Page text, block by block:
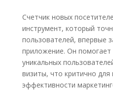
Счетчик новых
инструмент, который
пользователей, впервые
приложение. Он помогает
уникальных
визиты, что критично для
эффективности